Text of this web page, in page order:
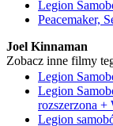
Legion
Peacemaker,
Joel Kinnaman
Zobacz inne filmy
Legion
Legion
rozszerzona +
Legion